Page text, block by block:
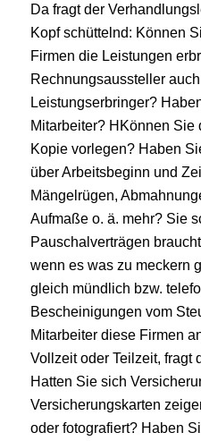
Da fragt der
Kopf schüttelnd: Können
Firmen die Leistungen
Rechnungsaussteller
Leistungserbringer?
Mitarbeiter? HKönnen Sie
Kopie vorlegen? Haben
über Arbeitsbeginn und
Mängelrügen,
Aufmaße o. ä. mehr? Sie
Pauschalverträgen
wenn es was zu meckern
gleich mündlich bzw.
Bescheinigungen vom
Mitarbeiter diese Firmen
Vollzeit oder Teilzeit, fragt
Hatten Sie sich
Versicherungskarten
oder fotografiert? Haben